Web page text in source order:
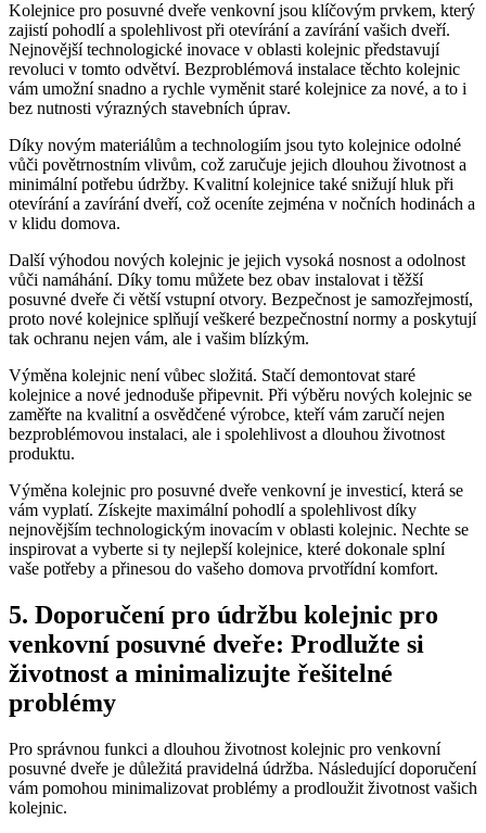
Kolejnice ⁣pro posuvné dveře venkovní jsou klíčovým prvkem, který
zajistí‍ pohodlí a spolehlivost při otevírání ⁣a‍ zavírání vašich ​dveří.
Nejnovější technologické inovace v⁤ oblasti kolejnic‍ představují
revoluci⁣ v tomto odvětví. Bezproblémová instalace těchto kolejnic
vám umožní snadno a ‌rychle vyměnit staré kolejnice za nové, a to i
bez nutnosti výrazných stavebních úprav.
Díky novým ⁢materiálům a technologiím‌ jsou tyto ‌kolejnice odolné
vůči povětrnostním vlivům, což zaručuje jejich dlouhou životnost⁣ a
minimální potřebu údržby.⁤ Kvalitní kolejnice také snižují hluk při
otevírání a zavírání dveří, což oceníte zejména⁢ v nočních ⁤hodinách a
v klidu ‍domova.
Další výhodou nových kolejnic​ je jejich vysoká nosnost a⁤ odolnost
vůči namáhání. Díky ‍tomu ⁤můžete bez obav instalovat i těžší
posuvné dveře či větší vstupní otvory. Bezpečnost je ⁣samozřejmostí,
‌proto nové kolejnice splňují veškeré bezpečnostní normy a poskytují
tak ‍ochranu nejen vám, ale i vašim blízkým.
Výměna‌ kolejnic není vůbec složitá.‍ Stačí demontovat staré⁣
kolejnice a nové jednoduše připevnit. Při výběru nových⁤ kolejnic se
zaměřte na kvalitní a osvědčené výrobce, kteří vám zaručí nejen
bezproblémovou⁣ instalaci, ale ⁣i spolehlivost a dlouhou životnost
produktu.
Výměna kolejnic pro posuvné dveře venkovní ⁣je investicí, která‌ se
vám vyplatí. Získejte maximální pohodlí a spolehlivost díky
nejnovějším​ technologickým inovacím v ​oblasti​ kolejnic. Nechte se‌
inspirovat a vyberte si ty nejlepší kolejnice, které dokonale splní
vaše potřeby a přinesou do vašeho domova prvotřídní komfort.
5. Doporučení pro údržbu kolejnic pro
‍venkovní posuvné dveře: Prodlužte si
životnost a minimalizujte řešitelné
problémy
Pro správnou ⁤funkci a dlouhou životnost kolejnic pro venkovní
posuvné dveře je ‍důležitá‌ pravidelná ​údržba. Následující​ doporučení
vám pomohou minimalizovat problémy a prodloužit životnost vašich
kolejnic.